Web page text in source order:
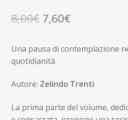
8,00€ Il
originale
8,00€.
7,60€Il
attuale
7,60€.
Una pausa di contemplazione
quotidianità
Autore: Zelindo Trenti
La prima parte del volume,